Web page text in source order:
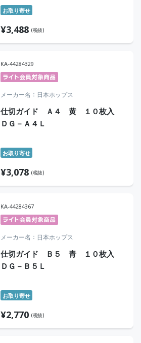
お取り寄せ
¥3,488 (税抜)
KA-44284329
メーカー名 日本ホップス
仕切ガイド Ａ４ 黄 １０枚入
ＤＧ－Ａ４Ｌ
お取り寄せ
¥3,078 (税抜)
KA-44284367
メーカー名 日本ホップス
仕切ガイド Ｂ５ 青 １０枚入
ＤＧ－Ｂ５Ｌ
お取り寄せ
¥2,770 (税抜)